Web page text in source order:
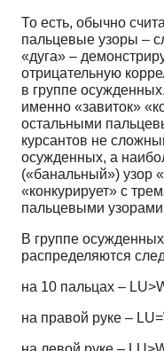
То есть, обычно
пальцевые узоры –
«дуга» –
отрицательную
в группе
именно «завиток»
остальными
курсантов не
осужденных, а
(«банальный») узор
«конкурирует» с
пальцевыми
В группе
распределяются
на 10 пальцах –
на правой руке –